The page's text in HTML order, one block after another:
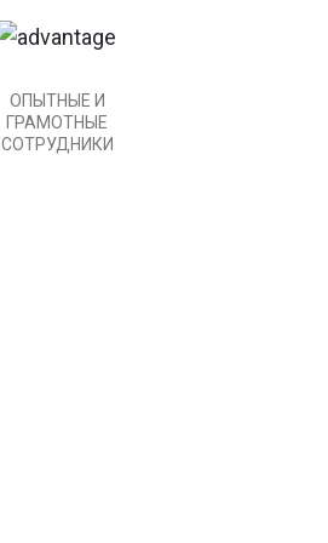
ОПЫТНЫЕ И
ГРАМОТНЫЕ
СОТРУДНИКИ